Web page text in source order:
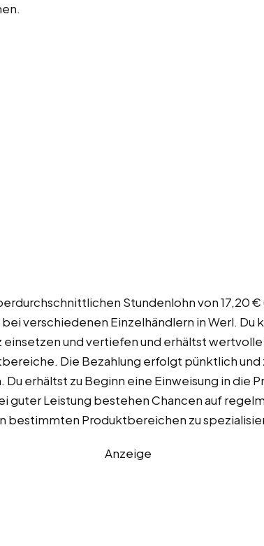
Stundenlohn von 17,20 €
verschiedenen Einzelhändlern in Werl. Du
und vertiefen und erhältst
Die Bezahlung erfolgt pünktlich und
Du erhältst zu Beginn eine Einweisung in die
guter Leistung bestehen Chancen auf
bestimmten Produktbereichen zu
Anzeige